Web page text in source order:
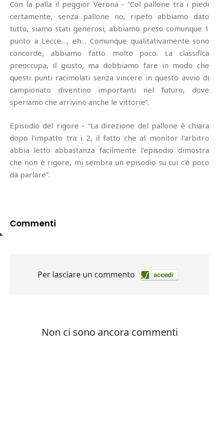
Con la palla il peggior Verona - “Col pallone tra i piedi
certamente, senza pallone no, ripeto abbiamo dato
tutto, siamo stati generosi, abbiamo preso comunque 1
punto a Lecce…, eh… Comunque qualitativamente sono
concorde, abbiamo fatto molto poco. La classifica
preoccupa, il giusto, ma dobbiamo fare in modo che
questi punti racimolati senza vincere in questo avvio di
campionato diventino importanti nel futuro, dove
speriamo che arrivino anche le vittorie”.
Episodio del rigore - “La direzione del pallone è chiara
dopo l'impatto tra i 2, il fatto che al monitor l'arbitro
abbia letto abbastanza facilmente l'episodio dimostra
che non è rigore, mi sembra un episodio su cui c'è poco
da parlare”.
Commenti